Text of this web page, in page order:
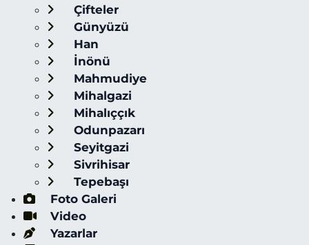
Çifteler
Günyüzü
Han
İnönü
Mahmudiye
Mihalgazi
Mihalıççık
Odunpazarı
Seyitgazi
Sivrihisar
Tepebaşı
Foto Galeri
Video
Yazarlar